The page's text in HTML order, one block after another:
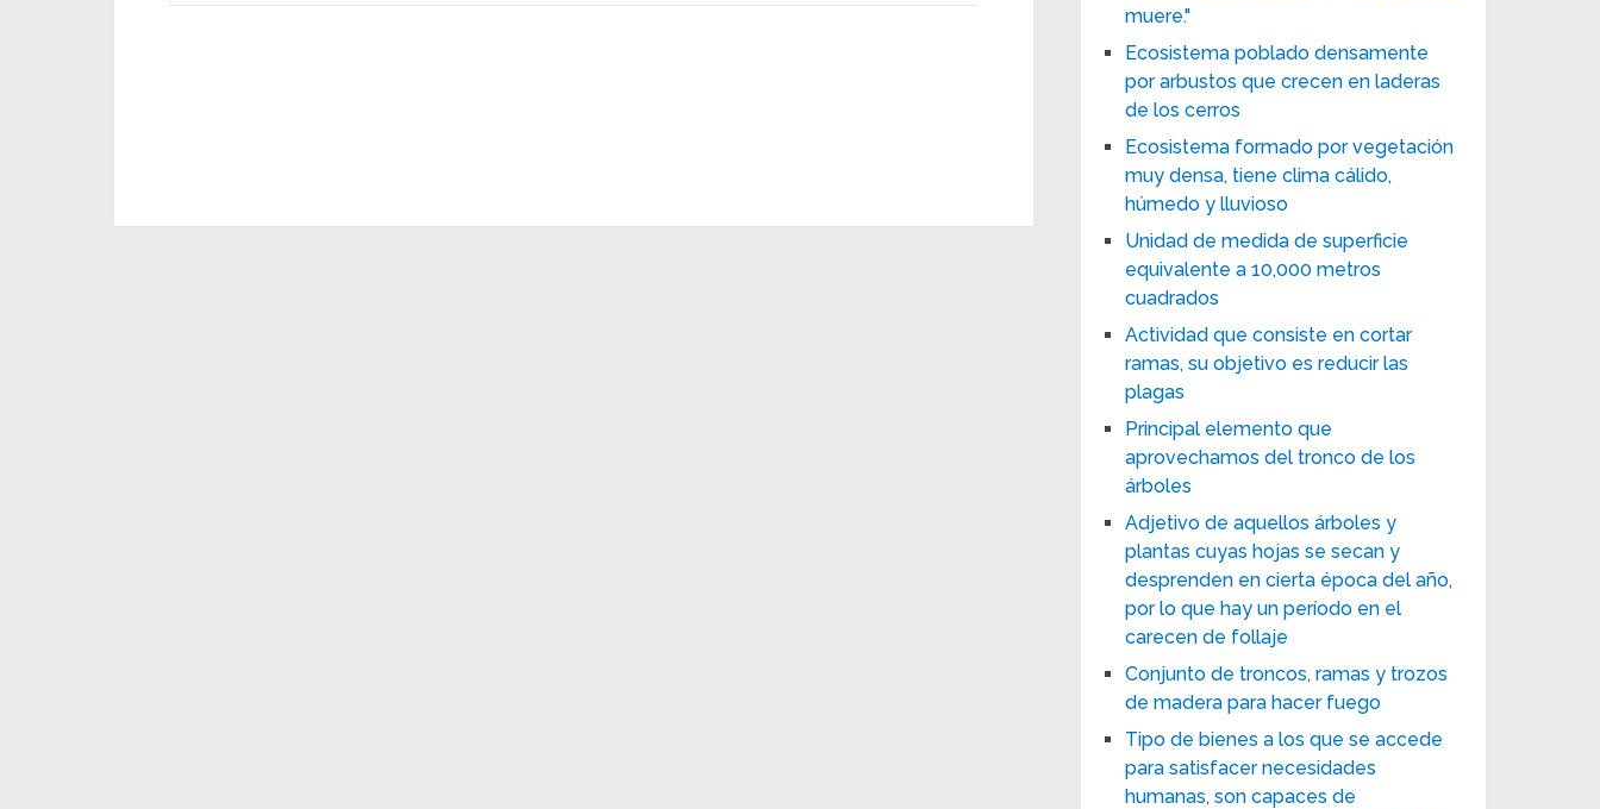
muere."
Ecosistema poblado densamente
por arbustos que crecen en laderas
de los cerros
Ecosistema formado por vegetación
muy densa, tiene clima cálido,
húmedo y lluvioso
Unidad de medida de superficie
equivalente a 10,000 metros
cuadrados
Actividad que consiste en cortar
ramas, su objetivo es reducir las
plagas
Principal elemento que
aprovechamos del tronco de los
árboles
Adjetivo de aquellos árboles y
plantas cuyas hojas se secan y
desprenden en cierta época del año,
por lo que hay un período en el
carecen de follaje
Conjunto de troncos, ramas y trozos
de madera para hacer fuego
Tipo de bienes a los que se accede
para satisfacer necesidades
humanas, son capaces de